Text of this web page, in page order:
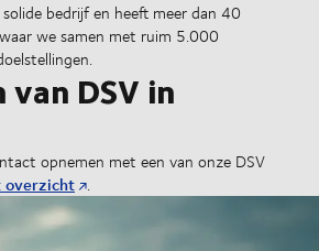
bedrijf en heeft meer dan 40
we samen met ruim 5.000
DSV in
opnemen met een van onze DSV
overzicht .